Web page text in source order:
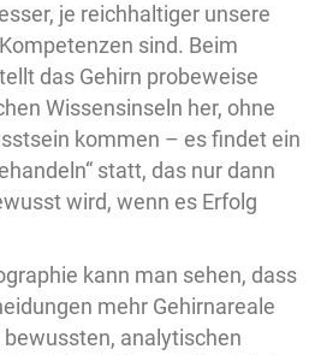
je reichhaltiger unsere
sind. Beim
das Gehirn probeweise
Wissensinseln her, ohne
kommen – es findet ein
statt, das nur dann
wird, wenn es Erfolg
kann man sehen, dass
mehr Gehirnareale
analytischen